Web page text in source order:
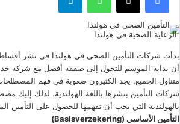
الرعاية الصحية في هولندا
بدأت شركات التأمين الصحي في هولندا في نشر
أن بداية الموسم للتحول إلى صفقة أفضل مع شركة
متناول الجميع. يجد الكثيرون صعوبة في فهم
شركات التأمين بنشرها باللغة الهولندية، لذلك إليك
بالهولندية التي يجب أن تفهمها للحصول على التأمين
التأمين الأساسي (Basisverzekering)